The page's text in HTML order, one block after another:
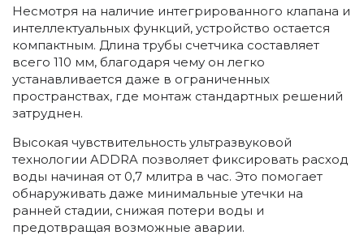
Несмотря на наличие интегрированного клапана и
интеллектуальных функций, устройство остается
компактным. Длина трубы счетчика составляет
всего 110 мм, благодаря чему он легко
устанавливается даже в ограниченных
пространствах, где монтаж стандартных решений
затруднен.
Высокая чувствительность ультразвуковой
технологии ADDRA позволяет фиксировать расход
воды начиная от 0,7 млитра в час. Это помогает
обнаруживать даже минимальные утечки на
ранней стадии, снижая потери воды и
предотвращая возможные аварии.